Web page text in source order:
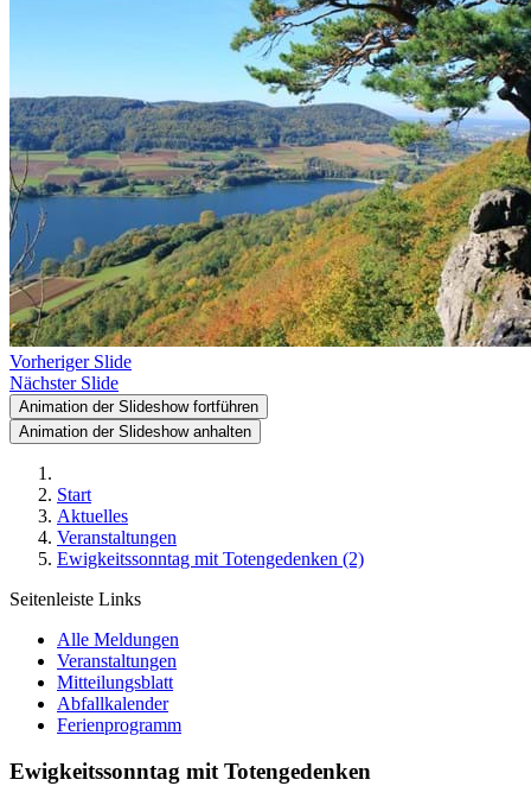
Vorheriger Slide
Nächster Slide
Animation der Slideshow fortführen
Animation der Slideshow anhalten
Start
Aktuelles
Veranstaltungen
Ewigkeitssonntag mit Totengedenken (2)
Seitenleiste Links
Alle Meldungen
Veranstaltungen
Mitteilungsblatt
Abfallkalender
Ferienprogramm
Ewigkeitssonntag mit Totengedenken